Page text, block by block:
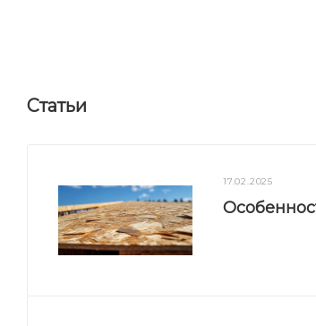
Статьи
17.02.2025